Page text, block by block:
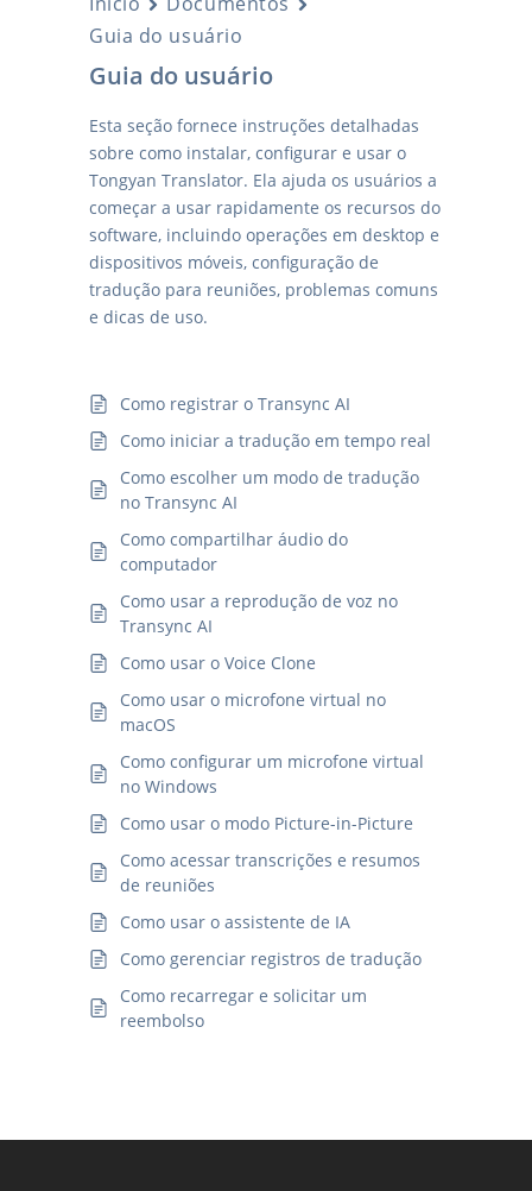
Guia do usuário
Guia do usuário
Esta seção fornece instruções detalhadas
sobre como instalar, configurar e usar o
Tongyan Translator. Ela ajuda os usuários a
começar a usar rapidamente os recursos do
software, incluindo operações em desktop e
dispositivos móveis, configuração de
tradução para reuniões, problemas comuns
e dicas de uso.
Como registrar o Transync AI
Como iniciar a tradução em tempo real
Como escolher um modo de tradução
no Transync AI
Como compartilhar áudio do
computador
Como usar a reprodução de voz no
Transync AI
Como usar o Voice Clone
Como usar o microfone virtual no
macOS
Como configurar um microfone virtual
no Windows
Como usar o modo Picture-in-Picture
Como acessar transcrições e resumos
de reuniões
Como usar o assistente de IA
Como gerenciar registros de tradução
Como recarregar e solicitar um
reembolso